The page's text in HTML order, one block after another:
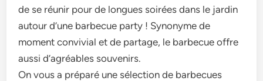
de se réunir pour de longues soirées dans le jardin
autour d’une barbecue party ! Synonyme de
moment convivial et de partage, le barbecue offre
aussi d’agréables souvenirs.
On vous a préparé une sélection de barbecues